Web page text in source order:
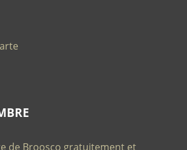
de Broosco gratuitement et